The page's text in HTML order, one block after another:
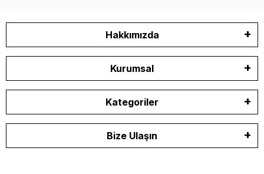
Hakkımızda
Kurumsal
Kategoriler
Bize Ulaşın